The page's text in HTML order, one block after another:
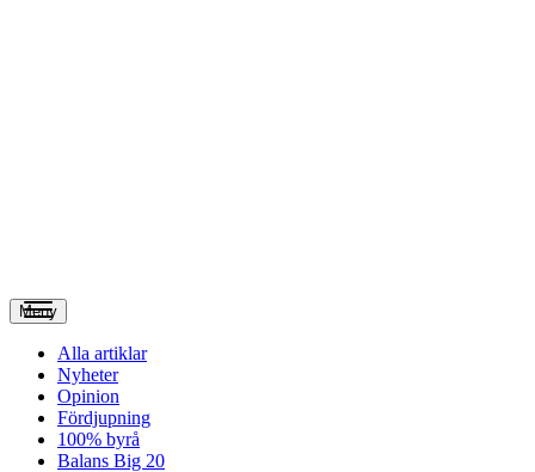
Meny
Alla artiklar
Nyheter
Opinion
Fördjupning
100% byrå
Balans Big 20